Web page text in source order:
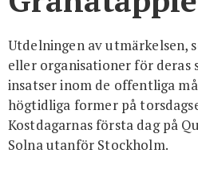
Utdelningen av utmärkelsen,
eller organisationer för
insatser inom de offentliga
högtidliga former på
Kostdagarnas första dag på
Solna utanför Stockholm.